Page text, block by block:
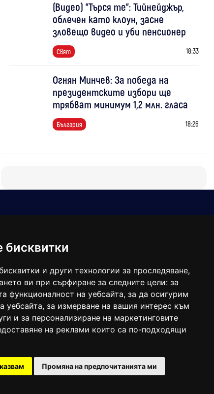
бисквитки
и други технологии за проследяване,
ви при сърфиране за следните цели: за
функционалност на уебсайта, за да осигурим
уебсайта, за измерване на вашия интерес към
и за персонализиране на маркетинговите
на реклами които са по-подходящи
Промяна на предпочитанията ми
(Видео) "Търся те": Тийнейджър,
облечен като клоун, засне
зловещо видео и уби пенсионер
Свят 18:33
Огнян Минчев: За победа на
президентските избори ще
трябват минимум 1,2 млн. гласа
България 18:26
balgarkanews@gmail.com
номер: ISSN 1312-4722.
11.05.2004 година.